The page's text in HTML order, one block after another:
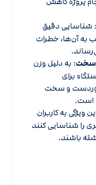
: شناسایی دقیق
به آن‌ها، خطرات
سخت: به دلیل وزن
برای
و سخت
است.
ویژگی به کاربران
را شناسایی کنند
باشند.